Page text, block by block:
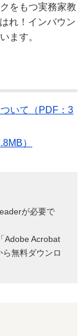
をもつ実務家教
れ！インバウン
ます。
いて（PDF：3
）
が必要で
Adobe Acrobat
無料ダウンロ